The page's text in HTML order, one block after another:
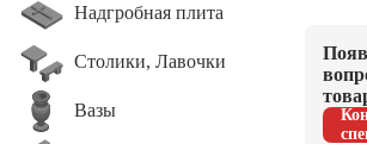
Надгробная плита
Столики, Лавочки
Вазы